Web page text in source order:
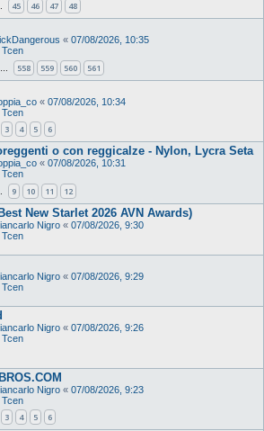
45 46 47 48
« 07/08/2026, 10:35
Tcen
… 558 559 560 561
« 07/08/2026, 10:34
Tcen
3 4 5 6
o con reggicalze - Nylon, Lycra Seta
« 07/08/2026, 10:31
Tcen
9 10 11 12
New Starlet 2026 AVN Awards)
Nigro « 07/08/2026, 9:30
Tcen
Nigro « 07/08/2026, 9:29
Tcen
Nigro « 07/08/2026, 9:26
Tcen
Nigro « 07/08/2026, 9:23
Tcen
3 4 5 6